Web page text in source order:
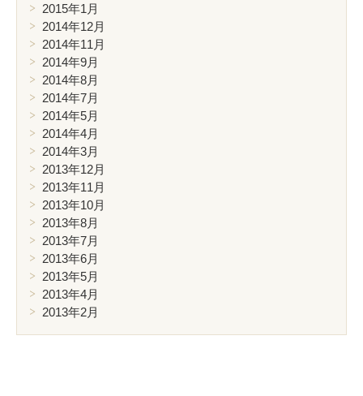
2015年1月
2014年12月
2014年11月
2014年9月
2014年8月
2014年7月
2014年5月
2014年4月
2014年3月
2013年12月
2013年11月
2013年10月
2013年8月
2013年7月
2013年6月
2013年5月
2013年4月
2013年2月